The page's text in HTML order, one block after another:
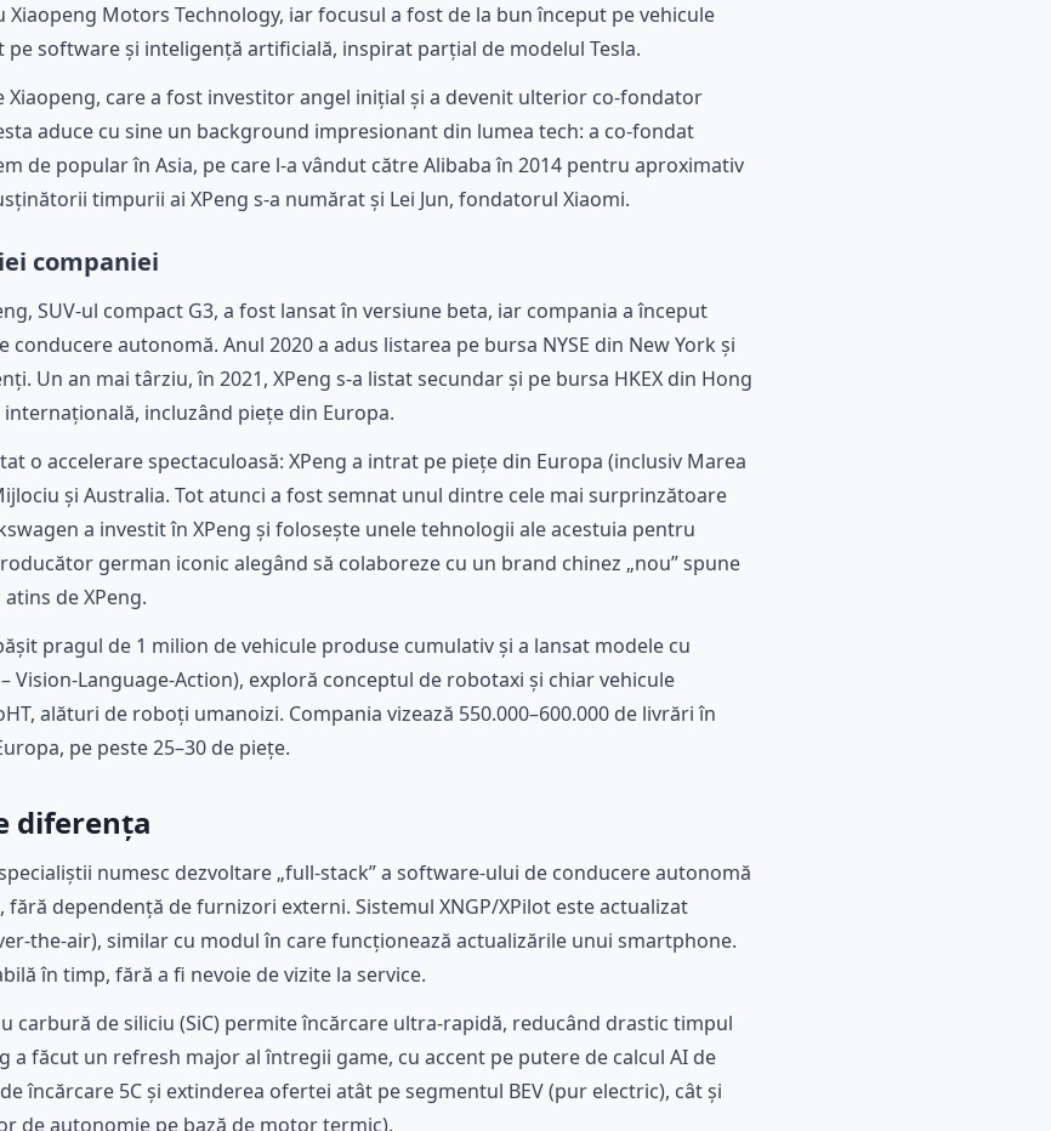
Motors Technology, iar focusul a fost de la bun început pe vehicule
pe software și inteligență artificială, inspirat parțial de modelul Tesla.
Xiaopeng, care a fost investitor angel inițial și a devenit ulterior co-fondator
aduce cu sine un background impresionant din lumea tech: a co-fondat
de popular în Asia, pe care l-a vândut către Alibaba în 2014 pentru aproximativ
timpurii ai XPeng s-a numărat și Lei Jun, fondatorul Xiaomi.
companiei
SUV-ul compact G3, a fost lansat în versiune beta, iar compania a început
autonomă. Anul 2020 a adus listarea pe bursa NYSE din New York și
Un an mai târziu, în 2021, XPeng s-a listat secundar și pe bursa HKEX din Hong
incluzând piețe din Europa.
o accelerare spectaculoasă: XPeng a intrat pe piețe din Europa (inclusiv Marea
și Australia. Tot atunci a fost semnat unul dintre cele mai surprinzătoare
a investit în XPeng și folosește unele tehnologii ale acestuia pentru
german iconic alegând să colaboreze cu un brand chinez „nou” spune
de XPeng.
pragul de 1 milion de vehicule produse cumulativ și a lansat modele cu
Vision-Language-Action), exploră conceptul de robotaxi și chiar vehicule
alături de roboți umanoizi. Compania vizează 550.000–600.000 de livrări în
pe peste 25–30 de piețe.
diferența
numesc dezvoltare „full-stack” a software-ului de conducere autonomă
dependență de furnizori externi. Sistemul XNGP/XPilot este actualizat
the-air), similar cu modul în care funcționează actualizările unui smartphone.
în timp, fără a fi nevoie de vizite la service.
carbură de siliciu (SiC) permite încărcare ultra-rapidă, reducând drastic timpul
a făcut un refresh major al întregii game, cu accent pe putere de calcul AI de
încărcare 5C și extinderea ofertei atât pe segmentul BEV (pur electric), cât și
de autonomie pe bază de motor termic).